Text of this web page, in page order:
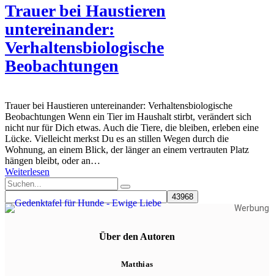
Trauer bei Haustieren
untereinander:
Verhaltensbiologische
Beobachtungen
Trauer bei Haustieren untereinander: Verhaltensbiologische
Beobachtungen Wenn ein Tier im Haushalt stirbt, verändert sich
nicht nur für Dich etwas. Auch die Tiere, die bleiben, erleben eine
Lücke. Vielleicht merkst Du es an stillen Wegen durch die
Wohnung, an einem Blick, der länger an einem vertrauten Platz
hängen bleibt, oder an…
Weiterlesen
Werbung
Über den Autoren
Matthias